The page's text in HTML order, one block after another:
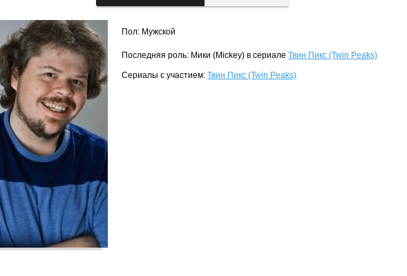
Пол: Мужской
Последняя роль: Мики (Mickey) в сериале Твин Пикс (Twin Peaks)
Сериалы с участием: Твин Пикс (Twin Peaks)